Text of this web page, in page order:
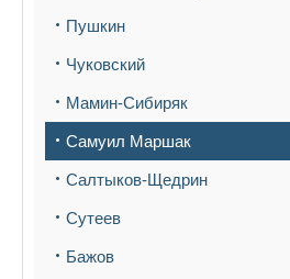
Пушкин
Чуковский
Мамин-Сибиряк
Самуил Маршак
Салтыков-Щедрин
Сутеев
Бажов